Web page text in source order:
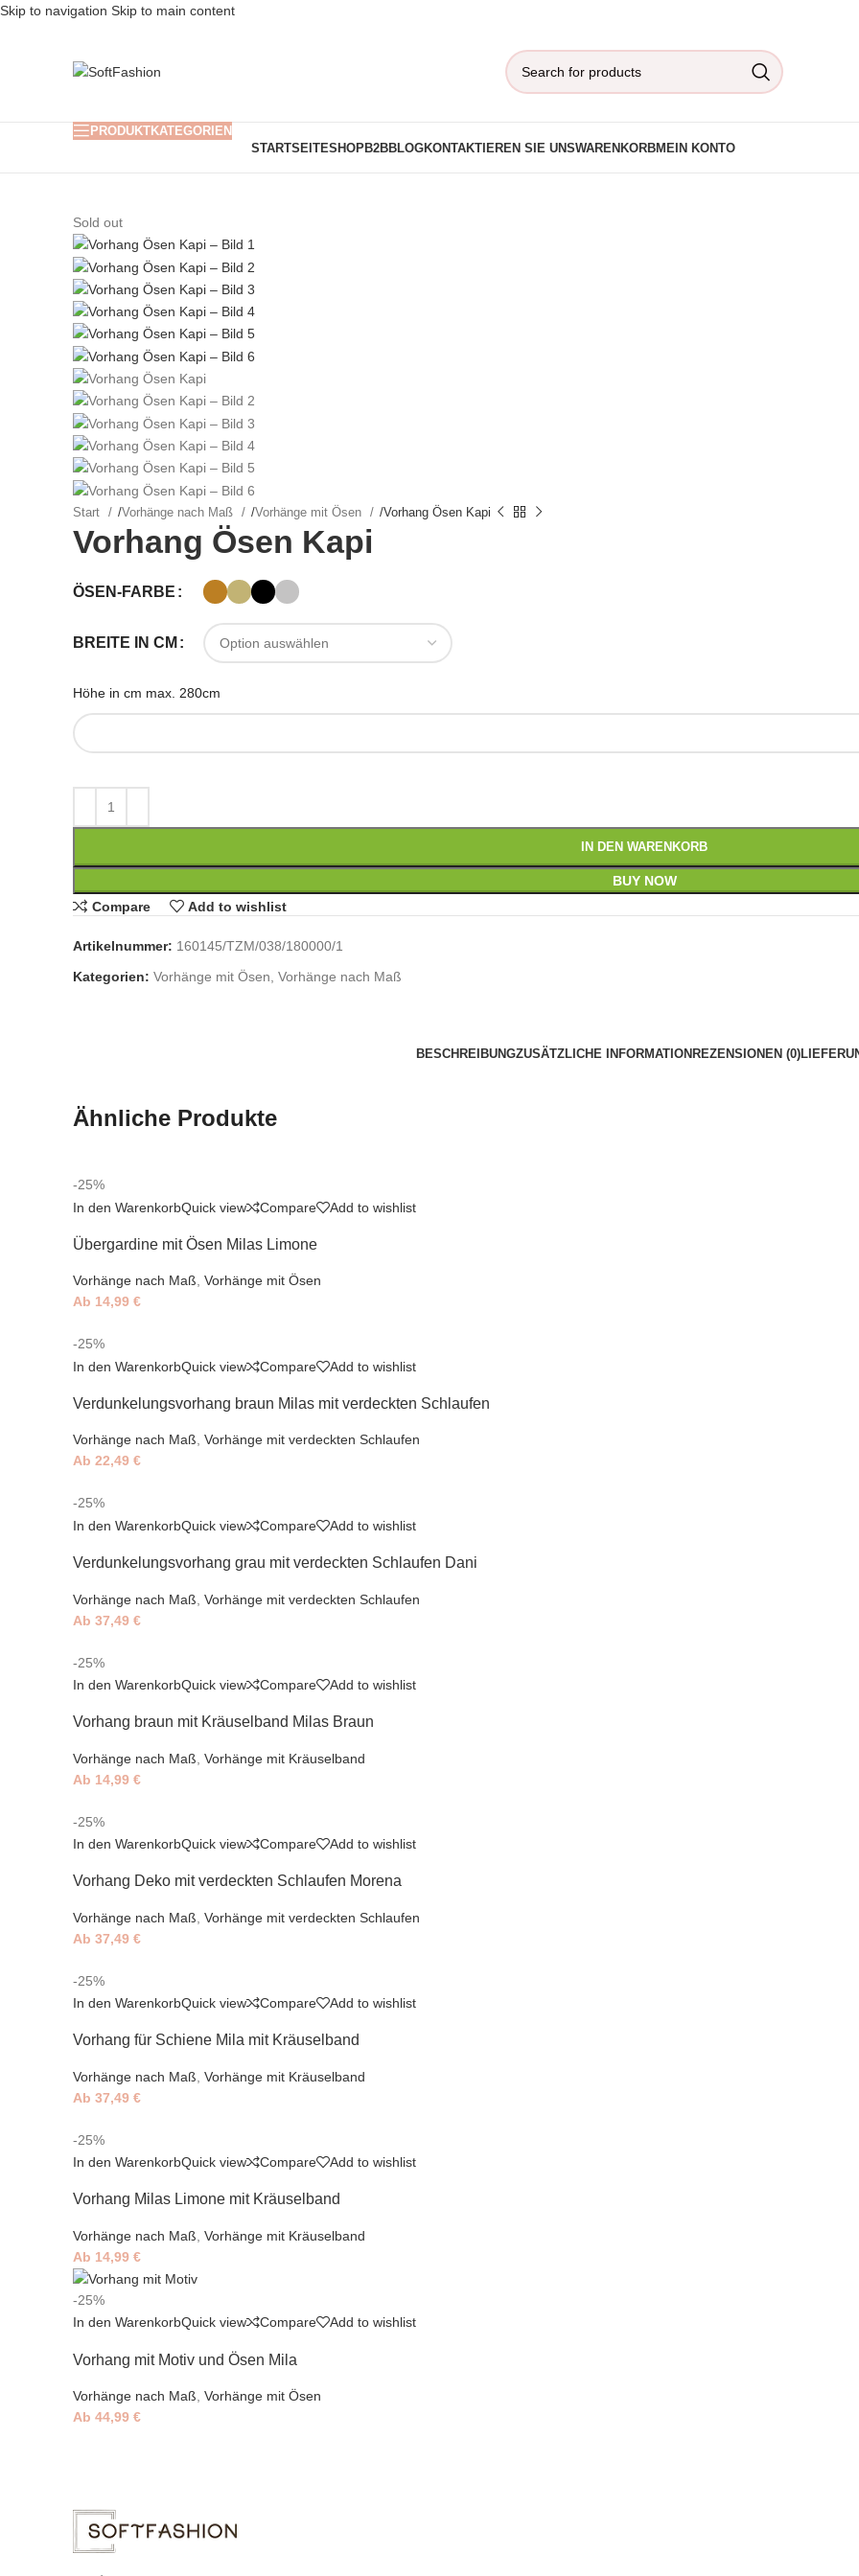
Skip to navigation Skip to main content
PRODUKTKATEGORIEN
STARTSEITESHOPB2BBLOGKONTAKTIEREN SIE UNSWARENKORBMEIN KONTO
Sold out
Start /Vorhänge nach Maß /Vorhänge mit Ösen /Vorhang Ösen Kapi
Vorhang Ösen Kapi
ÖSEN-FARBE
BREITE IN CM
Höhe in cm max. 280cm
IN DEN WARENKORB
BUY NOW
Compare
Add to wishlist
Artikelnummer: 160145/TZM/038/180000/1
Kategorien: Vorhänge mit Ösen, Vorhänge nach Maß
BESCHREIBUNGZUSÄTZLICHE INFORMATION REZENSIONEN (0)
Ähnliche Produkte
-25%
In den WarenkorbQuick view Compare Add to wishlist
Übergardine mit Ösen Milas Limone
Vorhänge nach Maß, Vorhänge mit Ösen
Ab 14,99 €
-25%
In den WarenkorbQuick view Compare Add to wishlist
Verdunkelungsvorhang braun Milas mit verdeckten Schlaufen
Vorhänge nach Maß, Vorhänge mit verdeckten Schlaufen
Ab 22,49 €
-25%
In den WarenkorbQuick view Compare Add to wishlist
Verdunkelungsvorhang grau mit verdeckten Schlaufen Dani
Vorhänge nach Maß Vorhänge mit verdeckten Schlaufen
Ab 37,49 €
-25%
In den WarenkorbQuick view Compare Add to wishlist
Vorhang braun mit Kräuselband Milas Braun
Vorhänge nach Maß Vorhänge mit Kräuselband
Ab 14,99 €
-25%
In den WarenkorbQuick view Compare Add to wishlist
Vorhang Deko mit verdeckten Schlaufen Morena
Vorhänge nach Maß Vorhänge mit verdeckten Schlaufen
Ab 37,49 €
-25%
In den WarenkorbQuick view Compare Add to wishlist
Vorhang für Schiene Mila mit Kräuselband
Vorhänge nach Maß Vorhänge mit Kräuselband
Ab 37,49 €
-25%
In den WarenkorbQuick view Compare Add to wishlist
Vorhang Milas Limone mit Kräuselband
Vorhänge nach Maß Vorhänge mit Kräuselband
Ab 14,99 €
-25%
In den WarenkorbQuick view Compare Add to wishlist
Vorhang mit Motiv und Ösen Mila
Vorhänge nach Maß Vorhänge mit Ösen
Ab 44,99 €